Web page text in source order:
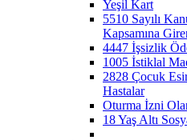
Yeşil Kart
5510 Sayılı
Kapsamına
4447 İşsizlik
1005 İstiklal
2828 Çocuk
Hastalar
Oturma İzni
18 Yaş Altı